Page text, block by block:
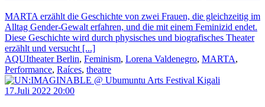
MARTA erzählt die Geschichte von zwei Frauen, die gleichzeitig im
Alltag Gender-Gewalt erfahren, und die mit einem Feminizid endet.
Diese Geschichte wird durch physisches und biografisches Theater
erzählt und versucht [...]
AQUItheater Berlin, Feminism, Lorena Valdenegro, MARTA,
Performance, Raíces, theatre
17.Juli 2022 20:00